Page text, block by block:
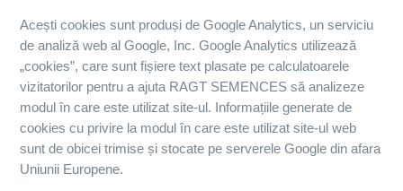
Acești cookies sunt produși de Google Analytics, un serviciu
de analiză web al Google, Inc. Google Analytics utilizează
„cookies”, care sunt fișiere text plasate pe calculatoarele
vizitatorilor pentru a ajuta RAGT SEMENCES să analizeze
modul în care este utilizat site-ul. Informațiile generate de
cookies cu privire la modul în care este utilizat site-ul web
sunt de obicei trimise și stocate pe serverele Google din afara
Uniunii Europene.